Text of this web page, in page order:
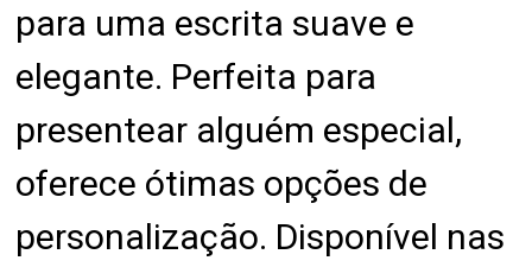
para uma escrita suave e
elegante. Perfeita para
presentear alguém especial,
oferece ótimas opções de
personalização. Disponível nas